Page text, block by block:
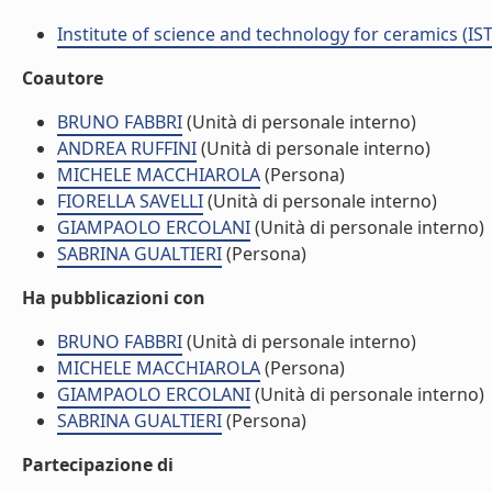
Institute of science and technology for ceramics
Coautore
BRUNO FABBRI(Unità di personale interno)
ANDREA RUFFINI(Unità di personale interno)
MICHELE MACCHIAROLA(Persona)
FIORELLA SAVELLI(Unità di personale interno)
GIAMPAOLO ERCOLANI(Unità di personale interno)
SABRINA GUALTIERI(Persona)
Ha pubblicazioni con
BRUNO FABBRI(Unità di personale interno)
MICHELE MACCHIAROLA(Persona)
GIAMPAOLO ERCOLANI(Unità di personale interno)
SABRINA GUALTIERI(Persona)
Partecipazione di